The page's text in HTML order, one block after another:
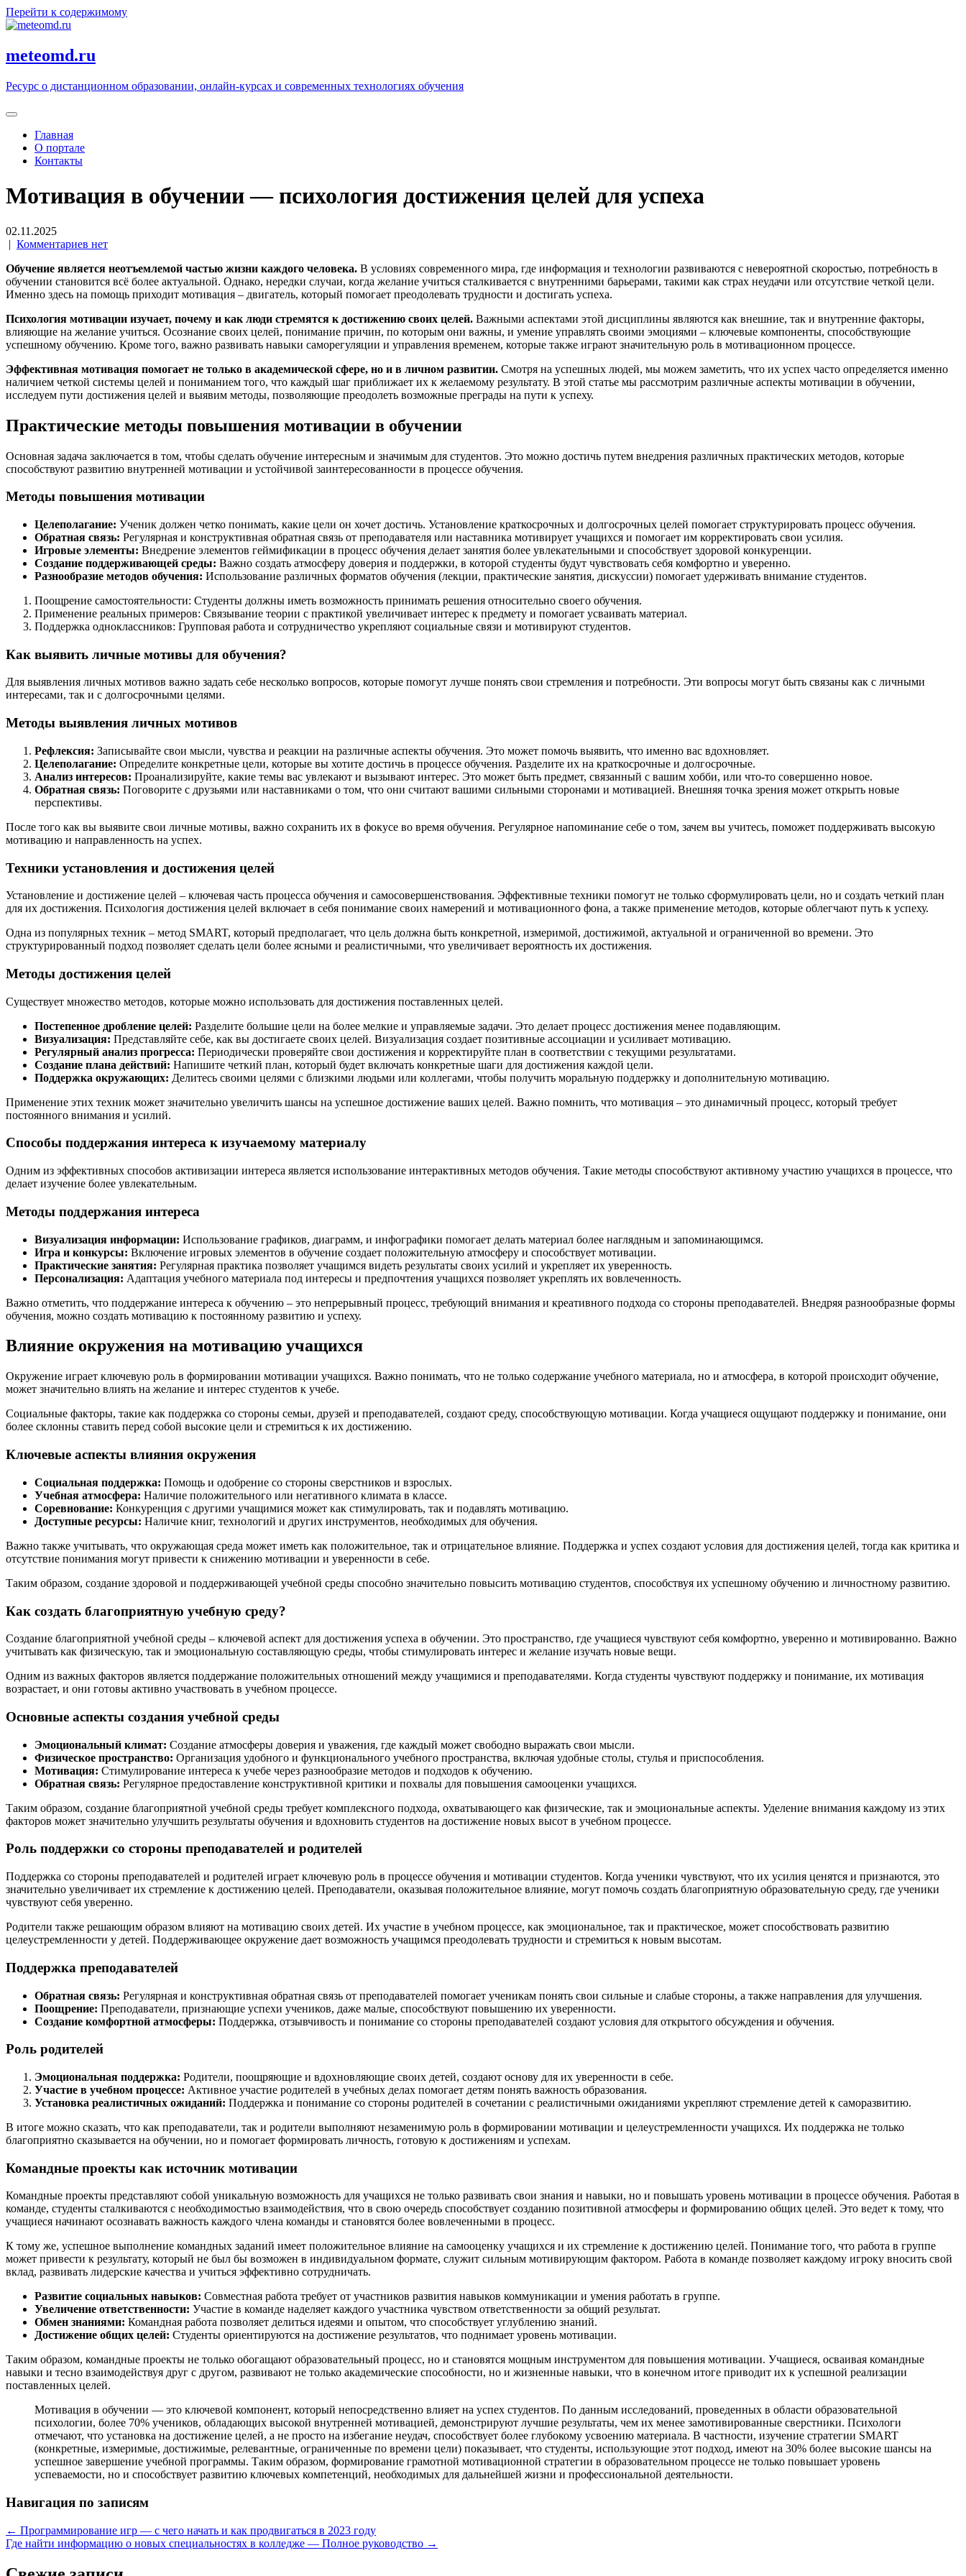
Перейти к содержимому
meteomd.ru
Ресурс о дистанционном образовании, онлайн-курсах и современных технологиях обучения
Главная
О портале
Контакты
Мотивация в обучении — психология достижения целей для успеха
02.11.2025
| Комментариев нет
Обучение является неотъемлемой частью жизни каждого человека. В условиях современного мира, где информация и технологии развиваются с невероятной скоростью, потребность в
обучении становится всё более актуальной. Однако, нередки случаи, когда желание учиться сталкивается с внутренними барьерами, такими как страх неудачи или отсутствие четкой цели.
Именно здесь на помощь приходит мотивация – двигатель, который помогает преодолевать трудности и достигать успеха.
Психология мотивации изучает, почему и как люди стремятся к достижению своих целей. Важными аспектами этой дисциплины являются как внешние, так и внутренние факторы,
влияющие на желание учиться. Осознание своих целей, понимание причин, по которым они важны, и умение управлять своими эмоциями – ключевые компоненты, способствующие
успешному обучению. Кроме того, важно развивать навыки саморегуляции и управления временем, которые также играют значительную роль в мотивационном процессе.
Эффективная мотивация помогает не только в академической сфере, но и в личном развитии. Смотря на успешных людей, мы можем заметить, что их успех часто определяется именно
наличием четкой системы целей и пониманием того, что каждый шаг приближает их к желаемому результату. В этой статье мы рассмотрим различные аспекты мотивации в обучении,
исследуем пути достижения целей и выявим методы, позволяющие преодолеть возможные преграды на пути к успеху.
Практические методы повышения мотивации в обучении
Основная задача заключается в том, чтобы сделать обучение интересным и значимым для студентов. Это можно достичь путем внедрения различных практических методов, которые
способствуют развитию внутренней мотивации и устойчивой заинтересованности в процессе обучения.
Методы повышения мотивации
Целеполагание: Ученик должен четко понимать, какие цели он хочет достичь. Установление краткосрочных и долгосрочных целей помогает структурировать процесс обучения.
Обратная связь: Регулярная и конструктивная обратная связь от преподавателя или наставника мотивирует учащихся и помогает им корректировать свои усилия.
Игровые элементы: Внедрение элементов геймификации в процесс обучения делает занятия более увлекательными и способствует здоровой конкуренции.
Создание поддерживающей среды: Важно создать атмосферу доверия и поддержки, в которой студенты будут чувствовать себя комфортно и уверенно.
Разнообразие методов обучения: Использование различных форматов обучения (лекции, практические занятия, дискуссии) помогает удерживать внимание студентов.
Поощрение самостоятельности: Студенты должны иметь возможность принимать решения относительно своего обучения.
Применение реальных примеров: Связывание теории с практикой увеличивает интерес к предмету и помогает усваивать материал.
Поддержка одноклассников: Групповая работа и сотрудничество укрепляют социальные связи и мотивируют студентов.
Как выявить личные мотивы для обучения?
Для выявления личных мотивов важно задать себе несколько вопросов, которые помогут лучше понять свои стремления и потребности. Эти вопросы могут быть связаны как с личными
интересами, так и с долгосрочными целями.
Методы выявления личных мотивов
Рефлексия: Записывайте свои мысли, чувства и реакции на различные аспекты обучения. Это может помочь выявить, что именно вас вдохновляет.
Целеполагание: Определите конкретные цели, которые вы хотите достичь в процессе обучения. Разделите их на краткосрочные и долгосрочные.
Анализ интересов: Проанализируйте, какие темы вас увлекают и вызывают интерес. Это может быть предмет, связанный с вашим хобби, или что-то совершенно новое.
Обратная связь: Поговорите с друзьями или наставниками о том, что они считают вашими сильными сторонами и мотивацией. Внешняя точка зрения может открыть новые
перспективы.
После того как вы выявите свои личные мотивы, важно сохранить их в фокусе во время обучения. Регулярное напоминание себе о том, зачем вы учитесь, поможет поддерживать высокую
мотивацию и направленность на успех.
Техники установления и достижения целей
Установление и достижение целей – ключевая часть процесса обучения и самосовершенствования. Эффективные техники помогут не только сформулировать цели, но и создать четкий план
для их достижения. Психология достижения целей включает в себя понимание своих намерений и мотивационного фона, а также применение методов, которые облегчают путь к успеху.
Одна из популярных техник – метод SMART, который предполагает, что цель должна быть конкретной, измеримой, достижимой, актуальной и ограниченной во времени. Это
структурированный подход позволяет сделать цели более ясными и реалистичными, что увеличивает вероятность их достижения.
Методы достижения целей
Существует множество методов, которые можно использовать для достижения поставленных целей.
Постепенное дробление целей: Разделите большие цели на более мелкие и управляемые задачи. Это делает процесс достижения менее подавляющим.
Визуализация: Представляйте себе, как вы достигаете своих целей. Визуализация создает позитивные ассоциации и усиливает мотивацию.
Регулярный анализ прогресса: Периодически проверяйте свои достижения и корректируйте план в соответствии с текущими результатами.
Создание плана действий: Напишите четкий план, который будет включать конкретные шаги для достижения каждой цели.
Поддержка окружающих: Делитесь своими целями с близкими людьми или коллегами, чтобы получить моральную поддержку и дополнительную мотивацию.
Применение этих техник может значительно увеличить шансы на успешное достижение ваших целей. Важно помнить, что мотивация – это динамичный процесс, который требует
постоянного внимания и усилий.
Способы поддержания интереса к изучаемому материалу
Одним из эффективных способов активизации интереса является использование интерактивных методов обучения. Такие методы способствуют активному участию учащихся в процессе, что
делает изучение более увлекательным.
Методы поддержания интереса
Визуализация информации: Использование графиков, диаграмм, и инфографики помогает делать материал более наглядным и запоминающимся.
Игра и конкурсы: Включение игровых элементов в обучение создает положительную атмосферу и способствует мотивации.
Практические занятия: Регулярная практика позволяет учащимся видеть результаты своих усилий и укрепляет их уверенность.
Персонализация: Адаптация учебного материала под интересы и предпочтения учащихся позволяет укреплять их вовлеченность.
Важно отметить, что поддержание интереса к обучению – это непрерывный процесс, требующий внимания и креативного подхода со стороны преподавателей. Внедряя разнообразные формы
обучения, можно создать мотивацию к постоянному развитию и успеху.
Влияние окружения на мотивацию учащихся
Окружение играет ключевую роль в формировании мотивации учащихся. Важно понимать, что не только содержание учебного материала, но и атмосфера, в которой происходит обучение,
может значительно влиять на желание и интерес студентов к учебе.
Социальные факторы, такие как поддержка со стороны семьи, друзей и преподавателей, создают среду, способствующую мотивации. Когда учащиеся ощущают поддержку и понимание, они
более склонны ставить перед собой высокие цели и стремиться к их достижению.
Ключевые аспекты влияния окружения
Социальная поддержка: Помощь и одобрение со стороны сверстников и взрослых.
Учебная атмосфера: Наличие положительного или негативного климата в классе.
Соревнование: Конкуренция с другими учащимися может как стимулировать, так и подавлять мотивацию.
Доступные ресурсы: Наличие книг, технологий и других инструментов, необходимых для обучения.
Важно также учитывать, что окружающая среда может иметь как положительное, так и отрицательное влияние. Поддержка и успех создают условия для достижения целей, тогда как критика и
отсутствие понимания могут привести к снижению мотивации и уверенности в себе.
Таким образом, создание здоровой и поддерживающей учебной среды способно значительно повысить мотивацию студентов, способствуя их успешному обучению и личностному развитию.
Как создать благоприятную учебную среду?
Создание благоприятной учебной среды – ключевой аспект для достижения успеха в обучении. Это пространство, где учащиеся чувствуют себя комфортно, уверенно и мотивированно. Важно
учитывать как физическую, так и эмоциональную составляющую среды, чтобы стимулировать интерес и желание изучать новые вещи.
Одним из важных факторов является поддержание положительных отношений между учащимися и преподавателями. Когда студенты чувствуют поддержку и понимание, их мотивация
возрастает, и они готовы активно участвовать в учебном процессе.
Основные аспекты создания учебной среды
Эмоциональный климат: Создание атмосферы доверия и уважения, где каждый может свободно выражать свои мысли.
Физическое пространство: Организация удобного и функционального учебного пространства, включая удобные столы, стулья и приспособления.
Мотивация: Стимулирование интереса к учебе через разнообразие методов и подходов к обучению.
Обратная связь: Регулярное предоставление конструктивной критики и похвалы для повышения самооценки учащихся.
Таким образом, создание благоприятной учебной среды требует комплексного подхода, охватывающего как физические, так и эмоциональные аспекты. Уделение внимания каждому из этих
факторов может значительно улучшить результаты обучения и вдохновить студентов на достижение новых высот в учебном процессе.
Роль поддержки со стороны преподавателей и родителей
Поддержка со стороны преподавателей и родителей играет ключевую роль в процессе обучения и мотивации студентов. Когда ученики чувствуют, что их усилия ценятся и признаются, это
значительно увеличивает их стремление к достижению целей. Преподаватели, оказывая положительное влияние, могут помочь создать благоприятную образовательную среду, где ученики
чувствуют себя уверенно.
Родители также решающим образом влияют на мотивацию своих детей. Их участие в учебном процессе, как эмоциональное, так и практическое, может способствовать развитию
целеустремленности у детей. Поддерживающее окружение дает возможность учащимся преодолевать трудности и стремиться к новым высотам.
Поддержка преподавателей
Обратная связь: Регулярная и конструктивная обратная связь от преподавателей помогает ученикам понять свои сильные и слабые стороны, а также направления для улучшения.
Поощрение: Преподаватели, признающие успехи учеников, даже малые, способствуют повышению их уверенности.
Создание комфортной атмосферы: Поддержка, отзывчивость и понимание со стороны преподавателей создают условия для открытого обсуждения и обучения.
Роль родителей
Эмоциональная поддержка: Родители, поощряющие и вдохновляющие своих детей, создают основу для их уверенности в себе.
Участие в учебном процессе: Активное участие родителей в учебных делах помогает детям понять важность образования.
Установка реалистичных ожиданий: Поддержка и понимание со стороны родителей в сочетании с реалистичными ожиданиями укрепляют стремление детей к саморазвитию.
В итоге можно сказать, что как преподаватели, так и родители выполняют незаменимую роль в формировании мотивации и целеустремленности учащихся. Их поддержка не только
благоприятно сказывается на обучении, но и помогает формировать личность, готовую к достижениям и успехам.
Командные проекты как источник мотивации
Командные проекты представляют собой уникальную возможность для учащихся не только развивать свои знания и навыки, но и повышать уровень мотивации в процессе обучения. Работая в
команде, студенты сталкиваются с необходимостью взаимодействия, что в свою очередь способствует созданию позитивной атмосферы и формированию общих целей. Это ведет к тому, что
учащиеся начинают осознавать важность каждого члена команды и становятся более вовлеченными в процесс.
К тому же, успешное выполнение командных заданий имеет положительное влияние на самооценку учащихся и их стремление к достижению целей. Понимание того, что работа в группе
может привести к результату, который не был бы возможен в индивидуальном формате, служит сильным мотивирующим фактором. Работа в команде позволяет каждому игроку вносить свой
вклад, развивать лидерские качества и учиться эффективно сотрудничать.
Развитие социальных навыков: Совместная работа требует от участников развития навыков коммуникации и умения работать в группе.
Увеличение ответственности: Участие в команде наделяет каждого участника чувством ответственности за общий результат.
Обмен знаниями: Командная работа позволяет делиться идеями и опытом, что способствует углублению знаний.
Достижение общих целей: Студенты ориентируются на достижение результатов, что поднимает уровень мотивации.
Таким образом, командные проекты не только обогащают образовательный процесс, но и становятся мощным инструментом для повышения мотивации. Учащиеся, осваивая командные
навыки и тесно взаимодействуя друг с другом, развивают не только академические способности, но и жизненные навыки, что в конечном итоге приводит их к успешной реализации
поставленных целей.
Мотивация в обучении — это ключевой компонент, который непосредственно влияет на успех студентов. По данным исследований, проведенных в области образовательной
психологии, более 70% учеников, обладающих высокой внутренней мотивацией, демонстрируют лучшие результаты, чем их менее замотивированные сверстники. Психологи
отмечают, что установка на достижение целей, а не просто на избегание неудач, способствует более глубокому усвоению материала. В частности, изучение стратегии SMART
(конкретные, измеримые, достижимые, релевантные, ограниченные по времени цели) показывает, что студенты, использующие этот подход, имеют на 30% более высокие шансы на
успешное завершение учебной программы. Таким образом, формирование грамотной мотивационной стратегии в образовательном процессе не только повышает уровень
успеваемости, но и способствует развитию ключевых компетенций, необходимых для дальнейшей жизни и профессиональной деятельности.
Навигация по записям
← Программирование игр — с чего начать и как продвигаться в 2023 году
Где найти информацию о новых специальностях в колледже — Полное руководство →